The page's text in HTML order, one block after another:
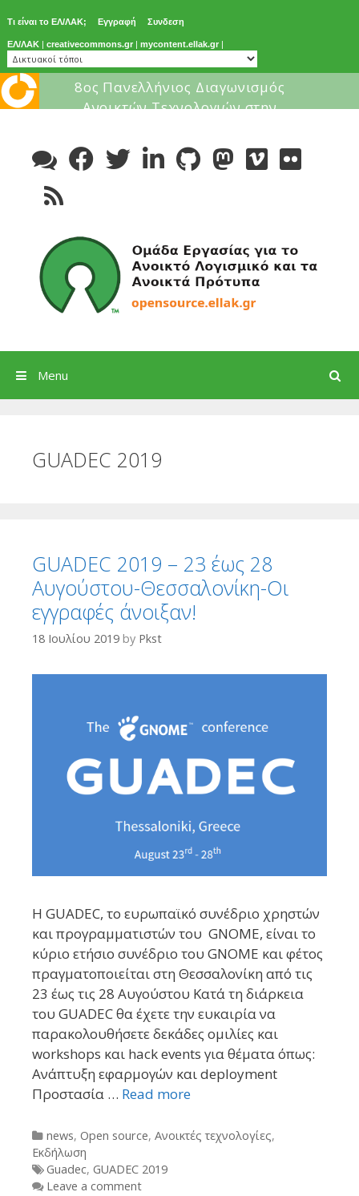
Τι είναι το ΕΛ/ΛΑΚ; Εγγραφή Συνδεση
ΕΛ/ΛΑΚ | creativecommons.gr | mycontent.ellak.gr |
Μάθε για το ελεύθερο
content
Search
Menu
GUADEC 2019
GUADEC 2019 – 23 έως 28
Αυγούστου-Θεσσαλονίκη-Οι
εγγραφές άνοιξαν!
18 Ιουλίου 2019 by Pkst
H GUADEC, το ευρωπαϊκό συνέδριο χρηστών
και προγραμματιστών του GNOME, είναι το
κύριο ετήσιο συνέδριο του GNOME και φέτος
πραγματοποιείται στη Θεσσαλονίκη από τις
23 έως τις 28 Αυγούστου Κατά τη διάρκεια
του GUADEC θα έχετε την ευκαιρία να
παρακολουθήσετε δεκάδες ομιλίες και
workshops και hack events για θέματα όπως:
Ανάπτυξη εφαρμογών και deployment
Προστασία … Read more
Categories
news, Open source, Ανοικτές τεχνολογίες,
Εκδήλωση
Tags
Guadec, GUADEC 2019
Leave a comment